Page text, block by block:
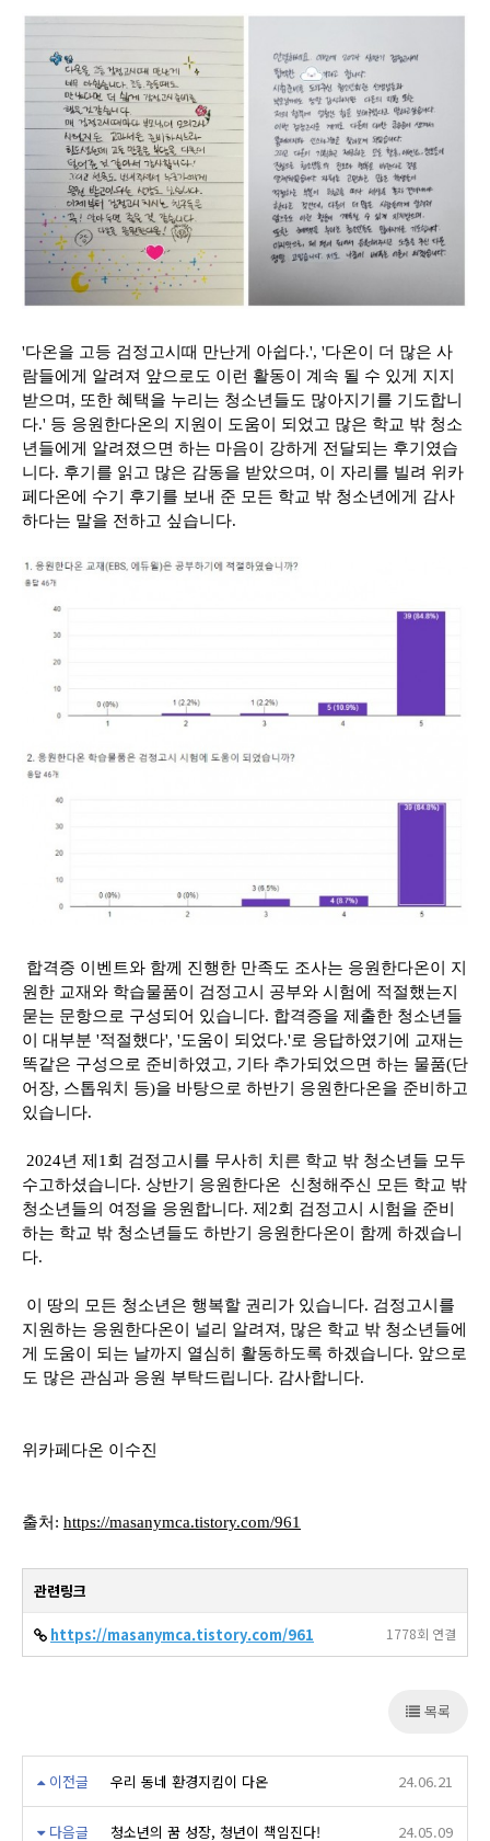
'다온을 고등 검정고시때 만난게 아쉽다.', '다온이 더 많은 사
람들에게 알려져 앞으로도 이런 활동이 계속 될 수 있게 지지
받으며, 또한 혜택을 누리는 청소년들도 많아지기를 기도합니
다.' 등 응원한다온의 지원이 도움이 되었고 많은 학교 밖 청소
년들에게 알려졌으면 하는 마음이 강하게 전달되는 후기였습
니다. 후기를 읽고 많은 감동을 받았으며, 이 자리를 빌려 위카
페다온에 수기 후기를 보내 준 모든 학교 밖 청소년에게 감사
하다는 말을 전하고 싶습니다.
합격증 이벤트와 함께 진행한 만족도 조사는 응원한다온이 지
원한 교재와 학습물품이 검정고시 공부와 시험에 적절했는지
묻는 문항으로 구성되어 있습니다. 합격증을 제출한 청소년들
이 대부분 '적절했다', '도움이 되었다.'로 응답하였기에 교재는
똑같은 구성으로 준비하였고, 기타 추가되었으면 하는 물품(단
어장, 스톱워치 등)을 바탕으로 하반기 응원한다온을 준비하고
있습니다.
2024년 제1회 검정고시를 무사히 치른 학교 밖 청소년들 모두
수고하셨습니다. 상반기 응원한다온 신청해주신 모든 학교 밖
청소년들의 여정을 응원합니다. 제2회 검정고시 시험을 준비
하는 학교 밖 청소년들도 하반기 응원한다온이 함께 하겠습니
다.
이 땅의 모든 청소년은 행복할 권리가 있습니다. 검정고시를
지원하는 응원한다온이 널리 알려져, 많은 학교 밖 청소년들에
게 도움이 되는 날까지 열심히 활동하도록 하겠습니다. 앞으로
도 많은 관심과 응원 부탁드립니다. 감사합니다.
위카페다온 이수진
출처: https://masanymca.tistory.com/961
관련링크
https://masanymca.tistory.com/961 1778회 연결
목록
이전글 우리 동네 환경지킴이 다온 24.06.21
다음글 청소년의 꿈 성장, 청년이 책임진다! 24.05.09